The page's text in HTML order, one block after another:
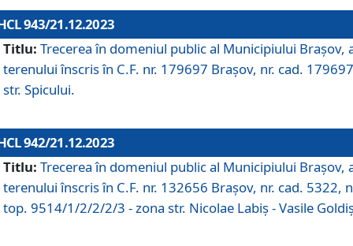
943/21.12.2023
Titlu: Trecerea în domeniul public al Municipiului Braşov,
terenului înscris în C.F. nr. 179697 Brașov, nr. cad.
str. Spicului.
942/21.12.2023
Titlu: Trecerea în domeniul public al Municipiului Braşov,
terenului înscris în C.F. nr. 132656 Brașov, nr. cad. 5322,
top. 9514/1/2/2/2/3 - zona str. Nicolae Labiș - Vasile